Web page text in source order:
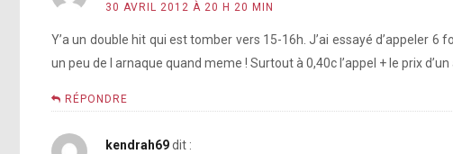
30 AVRIL 2012 À 20 H 20 MIN
Y’a un double hit qui est tomber vers 15-16h. J’ai essayé d’appeler
un peu de l arnaque quand meme ! Surtout à 0,40c l’appel + le prix d’un
RÉPONDRE
kendrah69dit :